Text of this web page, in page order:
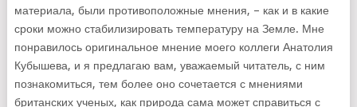
материала, были противоположные мнения, – как и в какие
сроки можно стабилизировать температуру на Земле. Мне
понравилось оригинальное мнение моего коллеги Анатолия
Кубышева, и я предлагаю вам, уважаемый читатель, с ним
познакомиться, тем более оно сочетается с мнениями
британских ученых, как природа сама может справиться с